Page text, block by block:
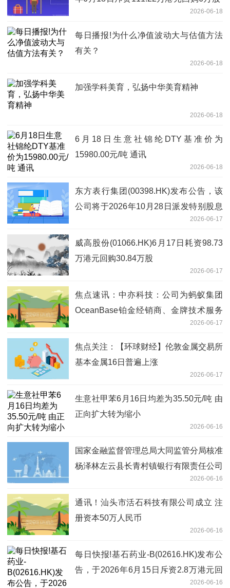
2026-06-18
每日播报!为什么净值波动大与估值方法
有关？
2026-06-18
加强学科美育，弘扬中华美育精神
2026-06-18
6月18日生意社锦纶DTY基准价为
15980.00元/吨 通讯
2026-06-18
东方表行集团(00398.HK)发布公告，该
公司将于2026年10月28日派发特别股息
2026-06-17
威高股份(01066.HK)6月17日耗资98.73
万港元回购30.84万股
2026-06-17
焦点速讯：中亦科技：公司为蚂蚁集团
OceanBase铂金经销商、金牌技术服务
2026-06-17
焦点关注：【环球财经】伦敦金属交易所
基本金属16日普遍上涨
2026-06-17
生意社甲苯6月16日均差为35.50元/吨 由
正向扩大转为缩小
2026-06-16
国家金融监督管理总局大同监管分局核准
杨泽林左云县长青村镇银行有限责任公司
2026-06-16
通讯！汕头市活石科技有限公司成立 注
册资本50万人民币
2026-06-16
每日快报!基石药业-B(02616.HK)发布公
告，于2026年6月15日斥资2.8万港元回
2026-06-16